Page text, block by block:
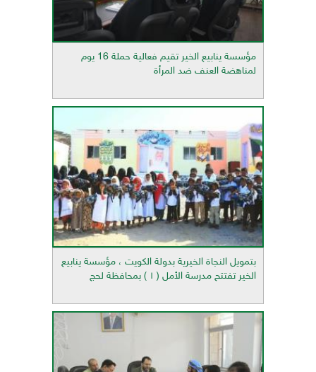
مؤسسة ينابيع الخير تقيم فعالية حملة 16 يوم
لمناهضة العنف ضد المرأة
بتمويل النجاة الخيرية بدولة الكويت ، مؤسسة ينابيع
الخير تفتتح مدرسة الأمل ( ١ ) بمحافظة لحج